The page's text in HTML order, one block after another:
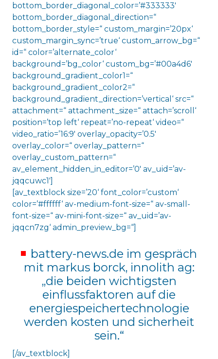
bottom_border_diagonal_color=’#333333′
bottom_border_diagonal_direction=“
bottom_border_style=“ custom_margin=’20px‘
custom_margin_sync=’true‘ custom_arrow_bg=“
id=“ color=’alternate_color‘
background=’bg_color‘ custom_bg=’#00a4d6′
background_gradient_color1=“
background_gradient_color2=“
background_gradient_direction=’vertical‘ src=“
attachment=“ attachment_size=“ attach=’scroll‘
position=’top left‘ repeat=’no-repeat‘ video=“
video_ratio=’16:9′ overlay_opacity=’0.5′
overlay_color=“ overlay_pattern=“
overlay_custom_pattern=“
av_element_hidden_in_editor=’0′ av_uid=’av-
jqqcuwc1′]
[av_textblock size=’20‘ font_color=’custom‘
color=’#ffffff‘ av-medium-font-size=“ av-small-
font-size=“ av-mini-font-size=“ av_uid=’av-
jqqcn7zg‘ admin_preview_bg=“]
battery-news.de im gespräch
mit markus borck, innolith ag:
„die beiden wichtigsten
einflussfaktoren auf die
energiespeichertechnologie
werden kosten und sicherheit
sein.“
[/av_textblock]